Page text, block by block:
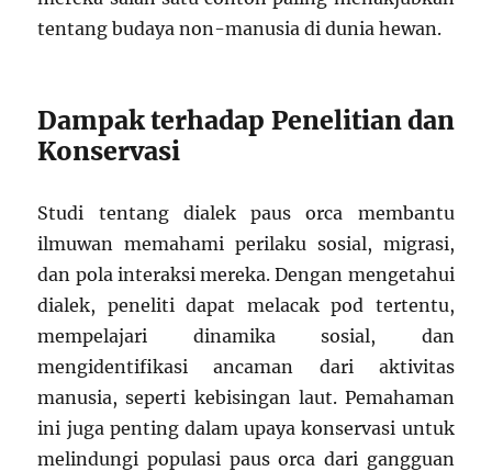
tentang budaya non-manusia di dunia hewan.
Dampak terhadap Penelitian dan
Konservasi
Studi tentang dialek paus orca membantu
ilmuwan memahami perilaku sosial, migrasi,
dan pola interaksi mereka. Dengan mengetahui
dialek, peneliti dapat melacak pod tertentu,
mempelajari dinamika sosial, dan
mengidentifikasi ancaman dari aktivitas
manusia, seperti kebisingan laut. Pemahaman
ini juga penting dalam upaya konservasi untuk
melindungi populasi paus orca dari gangguan